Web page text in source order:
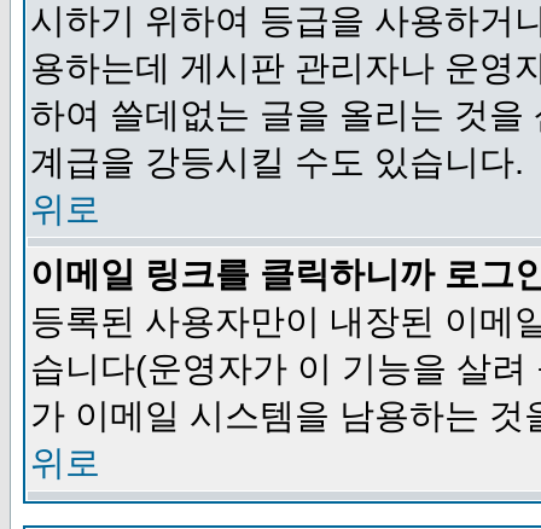
시하기 위하여 등급을 사용하거
용하는데 게시판 관리자나 운영
하여 쓸데없는 글을 올리는 것
계급을 강등시킬 수도 있습니다.
위로
이메일 링크를 클릭하니까 로그
등록된 사용자만이 내장된 이메
습니다(운영자가 이 기능을 살
가 이메일 시스템을 남용하는 것
위로